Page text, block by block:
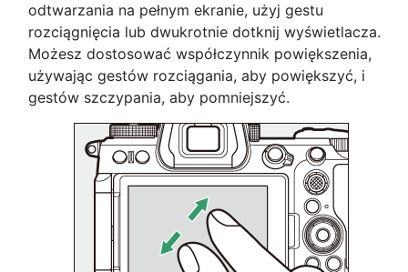
odtwarzania na pełnym ekranie, użyj gestu
rozciągnięcia lub dwukrotnie dotknij wyświetlacza.
Możesz dostosować współczynnik powiększenia,
używając gestów rozciągania, aby powiększyć, i
gestów szczypania, aby pomniejszyć.